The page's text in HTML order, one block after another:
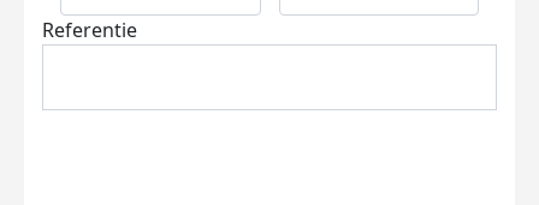
Referentie